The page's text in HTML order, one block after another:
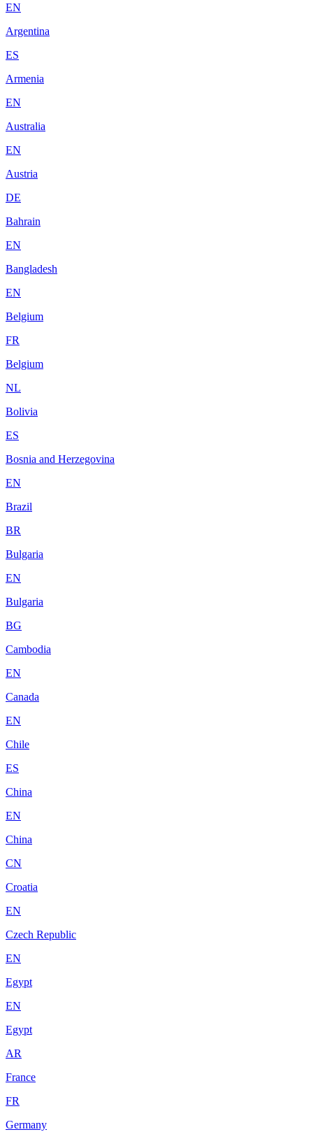
EN
Argentina
ES
Armenia
EN
Australia
EN
Austria
DE
Bahrain
EN
Bangladesh
EN
Belgium
FR
Belgium
NL
Bolivia
ES
Bosnia and Herzegovina
EN
Brazil
BR
Bulgaria
EN
Bulgaria
BG
Cambodia
EN
Canada
EN
Chile
ES
China
EN
China
CN
Croatia
EN
Czech Republic
EN
Egypt
EN
Egypt
AR
France
FR
Germany